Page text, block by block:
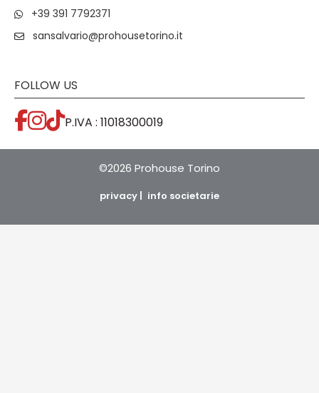
+39 391 7792371
sansalvario@prohousetorino.it
FOLLOW US
P.IVA : 11018300019
©2026 Prohouse Torino
privacy | info societarie